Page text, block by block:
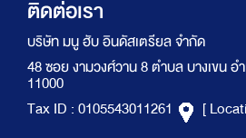
ติดต่อเรา
บริษัท มนู ฮับ อินดัสเตรียล จำกัด
48 ซอย งามวงศ์วาน 8 ตำบล บางเขน อ
11000
Tax ID : 0105543011261
[